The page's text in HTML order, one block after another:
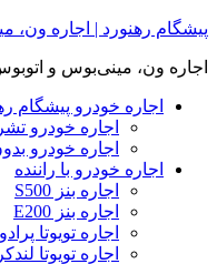
Skip
content
پیشگام رهنورد | اجاره ون،
اجاره ون، مینی‌بوس و
اجاره خودرو پیشگام
اجاره خودرو
اجاره خودرو
اجاره خودرو با راننده
اجاره بنز S500
اجاره بنز E200
اجاره تویوتا پرادو
اجاره تویوتا